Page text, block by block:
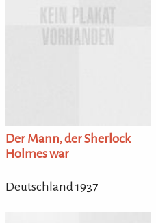
Der Mann, der Sherlock
Holmes war
Deutschland 1937